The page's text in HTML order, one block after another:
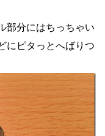
部分にはちっちゃい
にピタっとへばりつ